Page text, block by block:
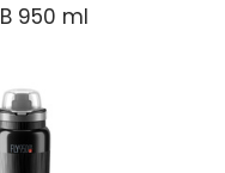
950 ml